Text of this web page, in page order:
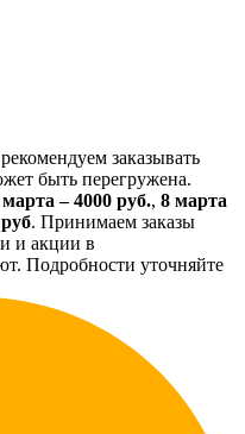
рекомендуем заказывать
быть перегружена.
– 4000 руб., 8 марта
. Принимаем заказы
и акции в
Подробности уточняйте